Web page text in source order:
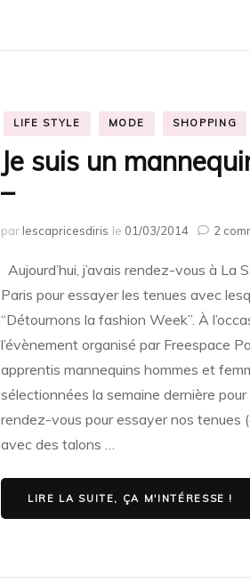
LIFE STYLE MODE SHOPPING
Je suis un
–
par lescapricesdiris le 01/03/2014 2
Aujourd’hui, j’avais rendez-vous à
Paris pour essayer les tenues avec
“Détournons la fashion Week”. À
l’évènement organisé par Freespace
apprentis mannequins hommes et
sélectionnées la semaine dernière
rendez-vous pour essayer nos tenues
avec des talons …
LIRE LA SUITE, ÇA M'INTÉRESSE !